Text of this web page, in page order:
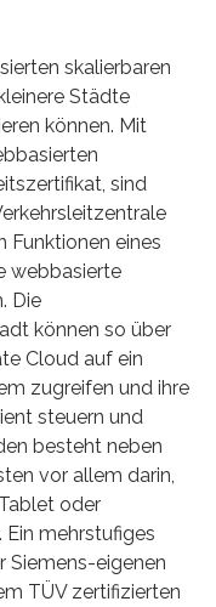
skalierbaren
Städte
können. Mit
sind
Funktionen eines
webbasierte
Die
können so über
Cloud auf ein
zugreifen und ihre
steuern und
besteht neben
vor allem darin,
oder
mehrstufiges
Siemens-eigenen
TÜV zertifizierten